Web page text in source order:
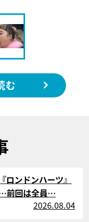
む
ロンドンハーツ』
前回は全員…
2026.08.04